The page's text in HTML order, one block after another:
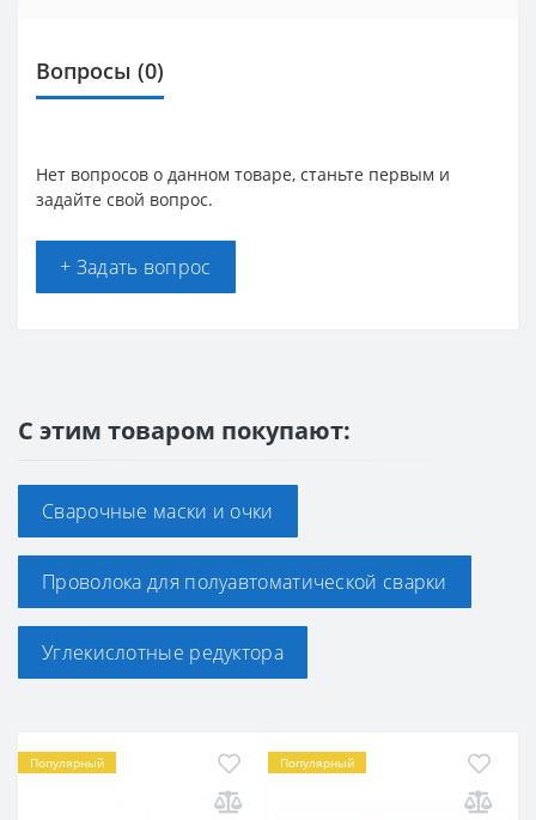
Вопросы (0)
Нет вопросов о данном товаре, станьте первым и
задайте свой вопрос.
+ Задать вопрос
С этим товаром покупают:
Сварочные маски и очки
Проволока для полуавтоматической сварки
Углекислотные редуктора
Популярный Популярный